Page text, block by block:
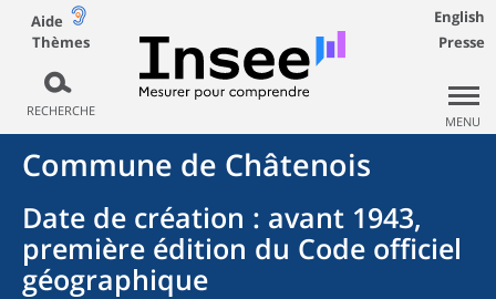
Aide
Thèmes
RECHERCHE
English
Presse
MENU
Commune de Châtenois
Date de création : avant 1943,
première édition du Code officiel
géographique